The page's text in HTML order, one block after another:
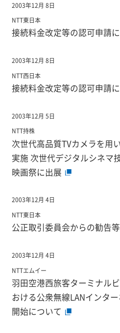
2003年12月 8日
NTT東日本
接続料金改定等の認可申請
2003年12月 8日
NTT西日本
接続料金改定等の認可申請
2003年12月 5日
NTT持株
次世代高品質TVカメラを用
実施 次世代デジタルシネマ
映画祭に出展
2003年12月 4日
NTT東日本
公正取引委員会からの勧告
2003年12月 4日
NTTエムイー
羽田空港西旅客ターミナル
おける公衆無線LANインタ
開始について